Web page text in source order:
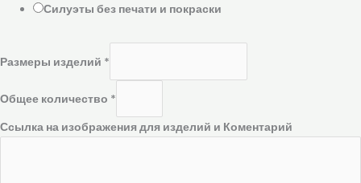
Силуэты без печати и покраски
Размеры изделий *
Общее количество *
Ссылка на изображения для изделий и Коментарий